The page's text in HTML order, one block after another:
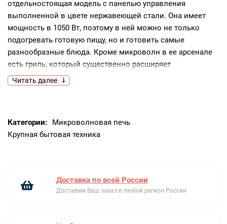
отдельностоящая модель с панелью управления
выполненной в цвете нержавеющей стали. Она имеет
мощность в 1050 Вт, поэтому в ней можно не только
подогревать готовую пищу, но и готовить самые
разнообразные блюда. Кроме микроволн в ее арсенале
есть гриль, который существенно расширяет
ее возможности. его можно использовать как отдельно,
например, для приготовления горячих бутербродов, так
любого случая.Микроволновая печь Кертинг KMO 720 X —
это по-настоящему умная техника, ведь в ее память
необходимые настройки, так что вы можете быть
пошагового приготовления и задать свою
Читать далее
Категории:
Микроволновая печь
Крупная бытовая техника
Доставка по всей России
Доставим Ваш заказ в любой регион России